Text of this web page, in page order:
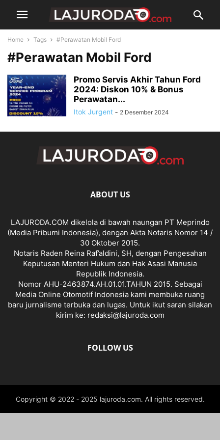
Home Tags #Perawatan Mobil Ford
#Perawatan Mobil Ford
Promo Servis Akhir Tahun Ford
2024: Diskon 10% & Bonus
Perawatan...
Itok Jurgent - 2 Desember 2024
ABOUT US
LAJURODA.COM dikelola di bawah naungan PT Meprindo
(Media Pribumi Indonesia), dengan Akta Notaris Nomor 14 /
30 Oktober 2015.
Notaris Raden Reina Raf’aldini, SH, dengan Pengesahan
Keputusan Menteri Hukum dan Hak Asasi Manusia
Republik Indonesia.
Nomor AHU-2463874.AH.01.01.TAHUN 2015. Sebagai
Media Online Otomotif Indonesia kami membuka ruang
baru jurnalisme terbuka dan lugas. Untuk ikut saran silakan
kirim ke: redaksi@lajuroda.com
FOLLOW US
Copyright © 2022 - 2025 lajuroda.com. All rights reserved.